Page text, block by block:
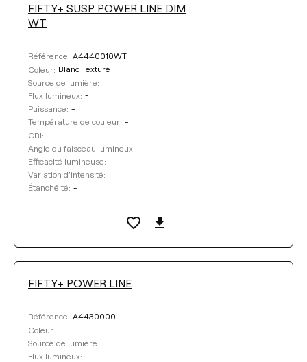
FIFTY+ SUSP POWER LINE DIM
WT
Référence: A4440010WT
Coleur: Blanc Texturé
Source de lumière:
Flux lumineux: -
Puissance: -
Température de couleur: -
CRI:
Angle du faisceau lumineux:
Efficacité lumineuse:
Variation d’intensité:
Étanchéité: -
FIFTY+ POWER LINE
Référence: A4430000
Coleur:
Source de lumière:
Flux lumineux: -